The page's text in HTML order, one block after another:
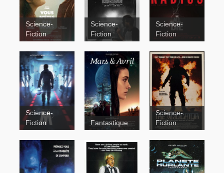
Science-
Fiction
Science-
Fiction
Radius
thriller
Science-
Fiction
Projet M
Science-
Fiction
Fantastique
Fiction
Science-
Fiction